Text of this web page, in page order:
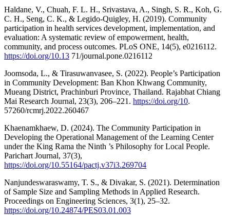
Haldane, V., Chuah, F. L. H., Srivastava, A., Singh, S. R., Koh, G.
C. H., Seng, C. K., & Legido-Quigley, H. (2019). Community
participation in health services development, implementation, and
evaluation: A systematic review of empowerment, health,
community, and process outcomes. PLoS ONE, 14(5), e0216112.
https://doi.org/10.13 71/journal.pone.0216112
Joomsoda, L., & Tirasuwanvasee, S. (2022). People’s Participation
in Community Development: Ban Khon Khwang Community,
Mueang District, Prachinburi Province, Thailand. Rajabhat Chiang
Mai Research Journal, 23(3), 206–221. https://doi.org/10.
57260/rcmrj.2022.260467
Khaenamkhaew, D. (2024). The Community Participation in
Developing the Operational Management of the Learning Center
under the King Rama the Ninth ’s Philosophy for Local People.
Parichart Journal, 37(3),
https://doi.org/10.55164/pactj.v37i3.269704
Nanjundeswaraswamy, T. S., & Divakar, S. (2021). Determination
of Sample Size and Sampling Methods in Applied Research.
Proceedings on Engineering Sciences, 3(1), 25–32.
https://doi.org/10.24874/PES03.01.003